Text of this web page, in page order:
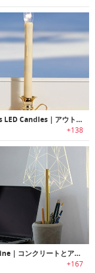
Cordless LED Candles｜アウトドアを明るく室内をソフトに照らすキャンドルデザインコードレスLEDライト
+138
Crystalline｜コンクリートとアクリルを使用した印象的デザインのLEDデスクランプ
+167